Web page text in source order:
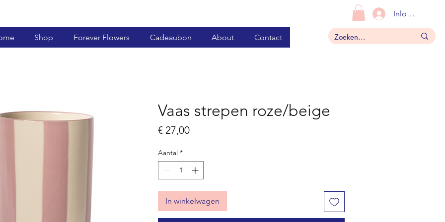
Shop Forever Flowers Cadeaubon About Contact
Inloggen
Vaas strepen roze/beige
€ 27,00Prijs
Aantal *
In winkelwagen